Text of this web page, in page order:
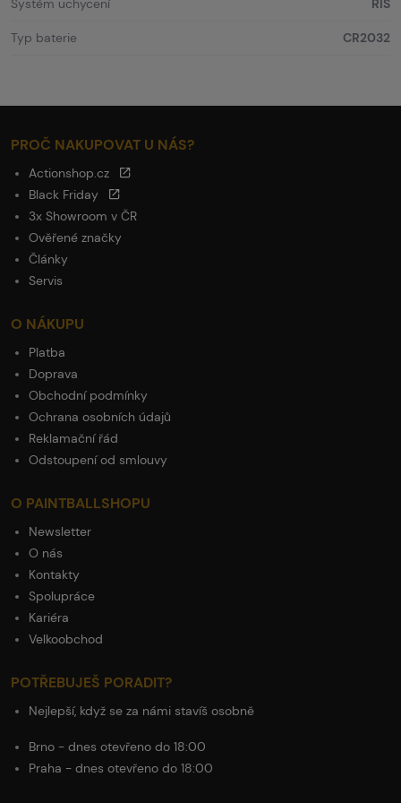
Systém uchycení RIS
Typ baterie CR2032
PROČ NAKUPOVAT U NÁS?
Actionshop.cz
Black Friday
3x Showroom v ČR
Ověřené značky
Články
Servis
O NÁKUPU
Platba
Doprava
Obchodní podmínky
Ochrana osobních údajů
Reklamační řád
Odstoupení od smlouvy
O PAINTBALLSHOPU
Newsletter
O nás
Kontakty
Spolupráce
Kariéra
Velkoobchod
POTŘEBUJEŠ PORADIT?
Nejlepší, když se za námi stavíš osobně
Brno - dnes otevřeno do 18:00
Praha - dnes otevřeno do 18:00